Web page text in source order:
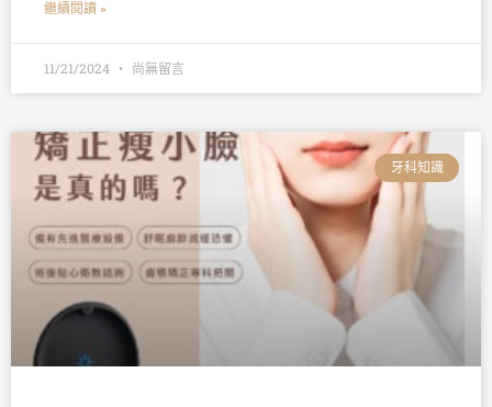
繼續閱讀 »
11/21/2024 尚無留言
牙科知識